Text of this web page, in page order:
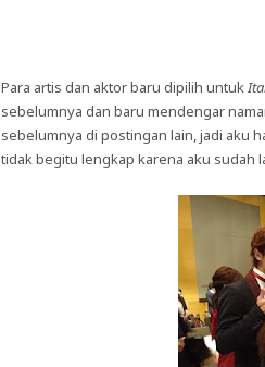
Para artis dan aktor baru dipilih untuk
sebelumnya dan baru mendengar
sebelumnya di postingan lain, jadi aku
tidak begitu lengkap karena aku sudah